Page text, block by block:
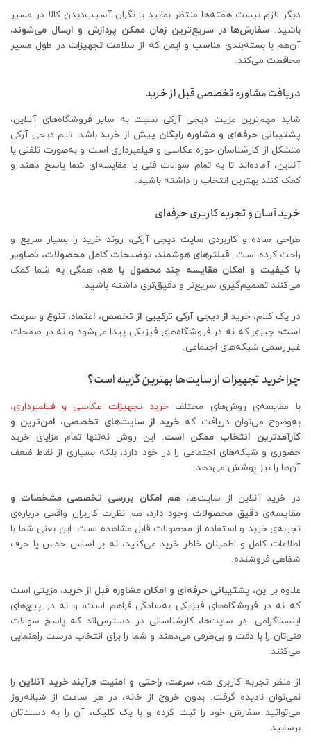
دیگر لازم نیست هفته‌ها منتظر بمانید یا نگران آسیب‌دیدن کالا در مسیر
باشید. سفارش‌ها در سریع‌ترین زمان ممکن پردازش و ارسال می‌شوند،
آن‌هم با بسته‌بندی مناسب و ایمن که از سلامت تجهیزات در طول مسیر
محافظت می‌کند.
دریافت مشاوره تخصصی قبل از خرید
شاید مهم‌ترین مزیت دیجی آرکی نسبت به سایر فروشگاه‌های آنلاین،
پشتیبانی حرفه‌ای و مشاوره رایگان پیش از خرید باشد. تیم دیجی آرکی
متشکل از کارشناسان حوزه عکاسی و فیلمبرداری است و به‌صورت تلفنی یا
آنلاین، آماده‌اند تا به تمام سوالات فنی یا مقایسه‌ای شما پاسخ دهند و
کمک کنند بهترین انتخاب را داشته باشید.
خرید آسان و تجربه کاربری حرفه‌ای
طراحی ساده و کاربردی سایت دیجی آرکی، روند خرید را بسیار سریع و
راحت کرده است. فیلترهای هوشمند، توضیحات کامل محصولات، تصاویر
با کیفیت و امکان مقایسه چند محصول با هم، همگی به شما کمک
می‌کنند تصمیم‌گیری سریع‌تر و دقیق‌تری داشته باشید.
در یک کلام، خرید از دیجی آرکی ترکیبی از تخصص، اعتماد، تنوع و سرعت
است؛ چیزی که نه در فروشگاه‌های فیزیکی پیدا می‌شود و نه در صفحات
غیررسمی شبکه‌های اجتماعی.
چرا خرید تجهیزات از سایت‌ها بهترین گزینه است؟
با مقایسه‌ی روش‌های مختلفخرید تجهیزات عکاسی و فیلمبرداری،
به‌وضوح می‌توان دریافت که خرید از سایت‌های تخصصی، امن‌ترین و
کارآمدترین انتخاب ممکن است. این روش نه‌تنها تمام مزایای خرید
حضوری و شبکه‌های اجتماعی را در خود دارد، بلکه بسیاری از نقاط ضعف
آن‌ها را نیز پوشش می‌دهد.
در خرید آنلاین از سایت‌ها، هم امکان بررسی تخصصی مشخصات و
مقایسه‌ی دقیق محصولات وجود دارد، هم نظرات کاربران واقعی درباره‌ی
تجربه‌ی خرید و استفاده از محصولات قابل مشاهده است. این یعنی شما با
اطلاعات کامل و اطمینان خاطر خرید می‌کنید، نه بر اساس حدس یا حرف
شفاهی فروشنده.
علاوه بر این، پشتیبانی حرفه‌ای و امکان مشاوره قبل از خرید، مزیتی است
که نه در فروشگاه‌های فیزیکی به‌سادگی فراهم است، و نه در پیج‌های
اینستاگرامی. در سایت‌ها، کارشناسانی در دسترس‌اند که پاسخ سوالات
فنی‌تان را با دقت و بی‌طرفی می‌دهند و شما را برای انتخاب درست راهنمایی
می‌کنند.
از منظر تجربه کاربری هم،سرعت، راحتی و امنیت فرآیند خرید آنلاین را
نمی‌توان نادیده گرفت. بدون خروج از خانه، در هر ساعت از شبانه‌روز
می‌توانید سفارش خود را ثبت کرده و با یک کلیک، آن را به دست‌تان
برسانید.